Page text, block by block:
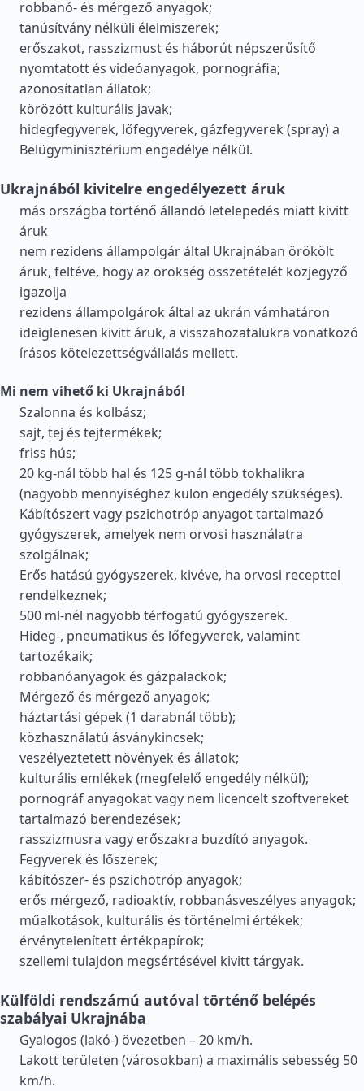
robbanó- és mérgező anyagok;
tanúsítvány nélküli élelmiszerek;
erőszakot, rasszizmust és háborút népszerűsítő
nyomtatott és videóanyagok, pornográfia;
azonosítatlan állatok;
körözött kulturális javak;
hidegfegyverek, lőfegyverek, gázfegyverek (spray) a
Belügyminisztérium engedélye nélkül.
Ukrajnából kivitelre engedélyezett áruk
más országba történő állandó letelepedés miatt kivitt
áruk
nem rezidens állampolgár által Ukrajnában örökölt
áruk, feltéve, hogy az örökség összetételét közjegyző
igazolja
rezidens állampolgárok által az ukrán vámhatáron
ideiglenesen kivitt áruk, a visszahozatalukra vonatkozó
írásos kötelezettségvállalás mellett.
Mi nem vihető ki Ukrajnából
Szalonna és kolbász;
sajt, tej és tejtermékek;
friss hús;
20 kg-nál több hal és 125 g-nál több tokhalikra
(nagyobb mennyiséghez külön engedély szükséges).
Kábítószert vagy pszichotróp anyagot tartalmazó
gyógyszerek, amelyek nem orvosi használatra
szolgálnak;
Erős hatású gyógyszerek, kivéve, ha orvosi recepttel
rendelkeznek;
500 ml-nél nagyobb térfogatú gyógyszerek.
Hideg-, pneumatikus és lőfegyverek, valamint
tartozékaik;
robbanóanyagok és gázpalackok;
Mérgező és mérgező anyagok;
háztartási gépek (1 darabnál több);
közhasználatú ásványkincsek;
veszélyeztetett növények és állatok;
kulturális emlékek (megfelelő engedély nélkül);
pornográf anyagokat vagy nem licencelt szoftvereket
tartalmazó berendezések;
rasszizmusra vagy erőszakra buzdító anyagok.
Fegyverek és lőszerek;
kábítószer- és pszichotróp anyagok;
erős mérgező, radioaktív, robbanásveszélyes anyagok;
műalkotások, kulturális és történelmi értékek;
érvénytelenített értékpapírok;
szellemi tulajdon megsértésével kivitt tárgyak.
Külföldi rendszámú autóval történő belépés
szabályai Ukrajnába
Gyalogos (lakó-) övezetben – 20 km/h.
Lakott területen (városokban) a maximális sebesség 50
km/h.